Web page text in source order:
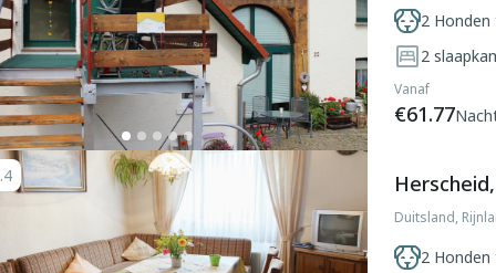
2
2
Vanaf
€61.77
Duitsland,
2